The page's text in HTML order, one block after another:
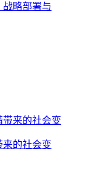
战略部署与
来的社会变